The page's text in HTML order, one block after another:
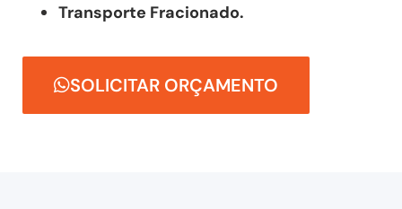
Transporte Fracionado.
SOLICITAR ORÇAMENTO